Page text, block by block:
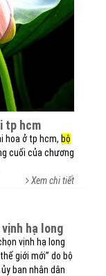
tp hcm
hoa ở tp hcm, bộ
cuối của chương
Xem chi tiết
vịnh hạ long
vịnh hạ long
giới mới” do bộ
ban nhân dân